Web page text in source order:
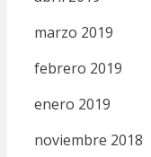
marzo 2019
febrero 2019
enero 2019
noviembre 2018